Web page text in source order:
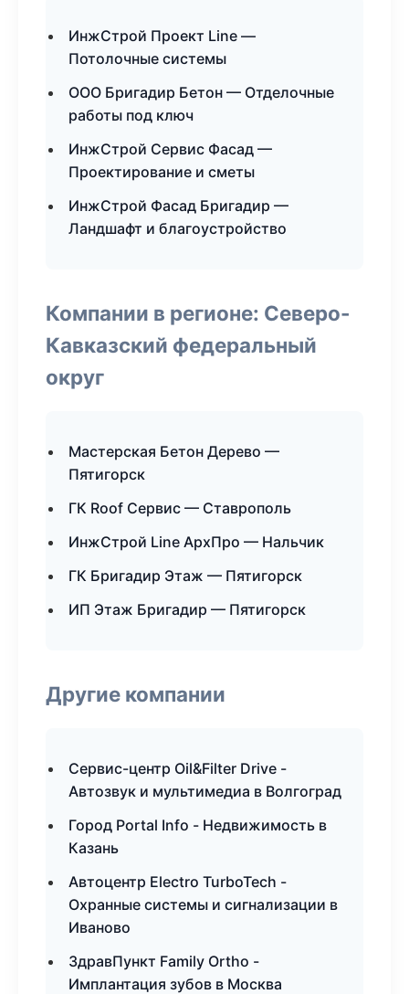
ИнжСтрой Проект Line —
Потолочные системы
ООО Бригадир Бетон — Отделочные
работы под ключ
ИнжСтрой Сервис Фасад —
Проектирование и сметы
ИнжСтрой Фасад Бригадир —
Ландшафт и благоустройство
Компании в регионе: Северо-
Кавказский федеральный
округ
Мастерская Бетон Дерево —
Пятигорск
ГК Roof Сервис — Ставрополь
ИнжСтрой Line АрхПро — Нальчик
ГК Бригадир Этаж — Пятигорск
ИП Этаж Бригадир — Пятигорск
Другие компании
Сервис-центр Oil&Filter Drive -
Автозвук и мультимедиа в Волгоград
Город Portal Info - Недвижимость в
Казань
Автоцентр Electro TurboTech -
Охранные системы и сигнализации в
Иваново
ЗдравПункт Family Ortho -
Имплантация зубов в Москва